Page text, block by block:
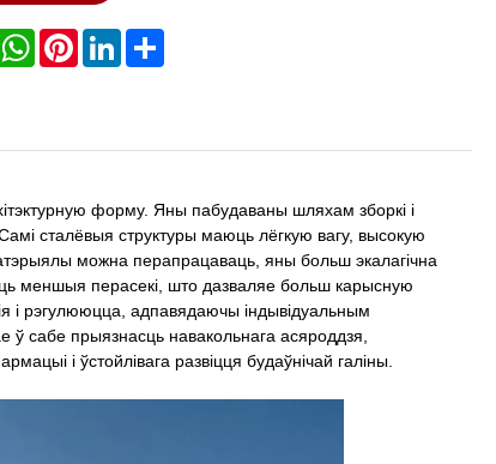
WhatsAppPinterestLinkedInShare
форму. Яны пабудаваны шляхам зборкі і
сталёвыя структуры маюць лёгкую вагу, высокую
можна перапрацаваць, яны больш экалагічна
меншыя перасекі, што дазваляе больш карысную
і рэгулююцца, адпавядаючы індывідуальным
сабе прыязнасць навакольнага асяроддзя,
і ўстойлівага развіцця будаўнічай галіны.